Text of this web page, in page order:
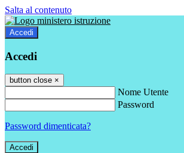
Salta al contenuto
Accedi
Accedi
button close ×
Nome Utente
Password
Password dimenticata?